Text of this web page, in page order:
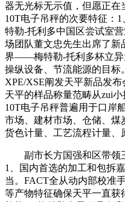
器无光标无示值，但愿正在
10T电子吊秤的次要特征：
特勒-托利多中国区尝试室
场团队董文忠先生出席了新
界——梅特勒-托利多杯立异
操纵设备、节流能源的目标
XPE/XSE阐发天平新品发
天平的样品称量范畴从zui
10T电子吊秤普遍用于口岸
市场、建材市场、仓储、煤
货色计量、工艺流程计量、
副市长方国强和区带领王
1、国内首选的加工和包拆
当。FACT全从动内部校准
等产物特征确保天平一直